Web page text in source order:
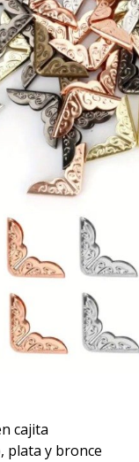
cajita
plata y bronce